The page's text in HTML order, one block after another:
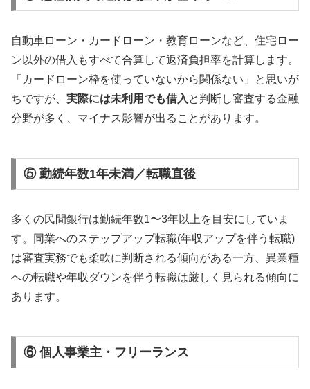
自動車ローン・カードローン・教育ローンなど、住宅ロー
ン以外の借入もすべて合算して返済負担率を計算します。
「カードローン枠を使っていないから関係ない」と思いが
ちですが、 実際には未利用でも借入 と判断し審査する金融
分野が多く、マイナス影響が出ることがあります。
⑤ 勤続年数1年未満／転職直後
多くの民間銀行は勤続年数1〜3年以上を目安にしていま
す。同業へのステップアップ転職(年収アップを伴う転職)
は審査実務でも柔軟に判断される傾向がある一方、異業種
への転職や年収ダウンを伴う転職は厳しく見られる傾向に
あります。
⑥ 個人事業主・フリーランス